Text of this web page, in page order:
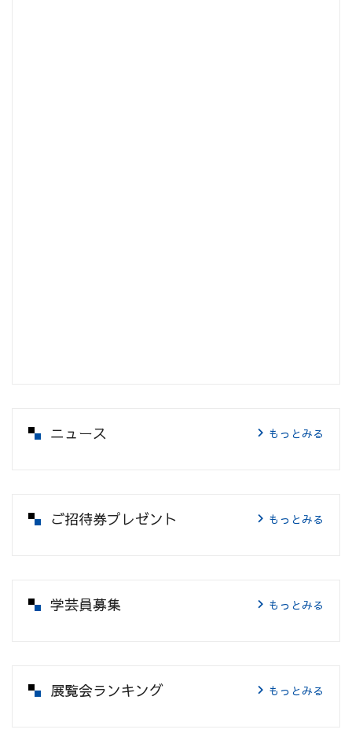
ニュース もっとみる
ご招待券プレゼント もっとみる
学芸員募集 もっとみる
展覧会ランキング もっとみる